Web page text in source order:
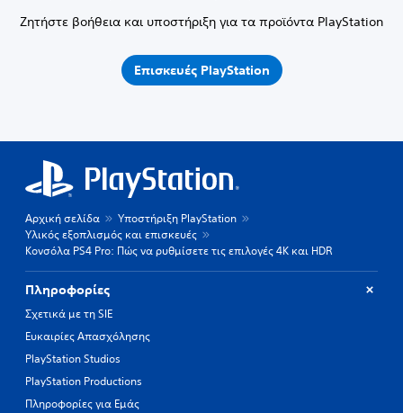
Ζητήστε βοήθεια και υποστήριξη για τα προϊόντα PlayStation
Επισκευές PlayStation
Αρχική σελίδα
Υποστήριξη PlayStation
Υλικός εξοπλισμός και επισκευές
Κονσόλα PS4 Pro: Πώς να ρυθμίσετε τις επιλογές 4Κ και HDR
Πληροφορίες
Σχετικά με τη SIE
Ευκαιρίες Απασχόλησης
PlayStation Studios
PlayStation Productions
Πληροφορίες για Εμάς